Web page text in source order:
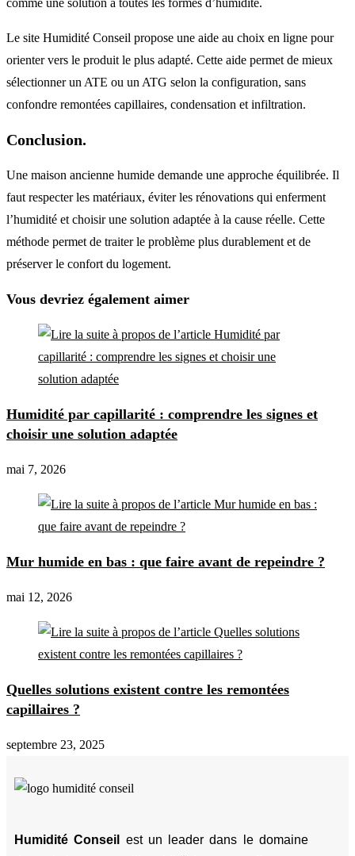
Le site Humidité Conseil propose une aide au choix en ligne pour
orienter vers le produit le plus adapté. Cette aide permet de mieux
sélectionner un ATE ou un ATG selon la configuration, sans
confondre remontées capillaires, condensation et infiltration.
Conclusion.
Une maison ancienne humide demande une approche équilibrée. Il
faut respecter les matériaux, éviter les rénovations qui enferment
l’humidité et choisir une solution adaptée à la cause réelle. Cette
méthode permet de traiter le problème plus durablement et de
préserver le confort du logement.
Vous devriez également aimer
Humidité par capillarité : comprendre les signes et
choisir une solution adaptée
mai 7, 2026
Mur humide en bas : que faire avant de repeindre ?
mai 12, 2026
Quelles solutions existent contre les remontées
capillaires ?
septembre 23, 2025
Humidité Conseil
est un leader dans le domaine